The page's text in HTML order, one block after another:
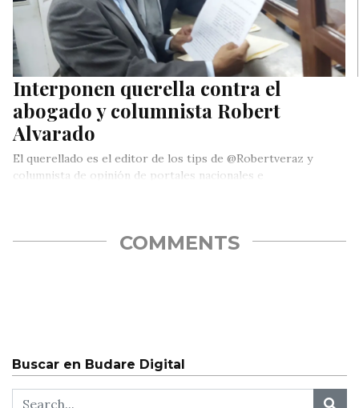
Interponen querella contra el
abogado y columnista Robert
Alvarado
El querellado es el editor de los tips de @Robertveraz y
columnista de opinión de portales nacionales e
COMMENTS
Buscar en Budare Digital